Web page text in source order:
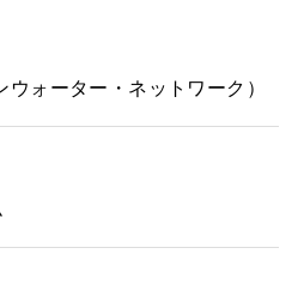
ォーター・ネットワーク）